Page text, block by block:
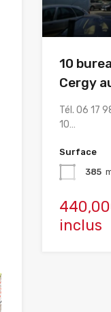
10
Cergy
Tél. 06 17
10…
Surface
385
inclus